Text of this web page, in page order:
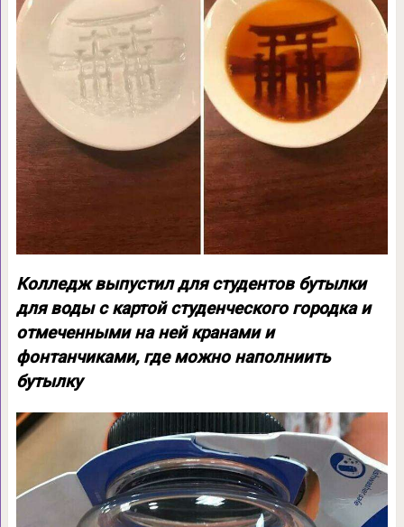
Колледж выпустил для студентов бутылки
для воды с картой студенческого городка и
отмеченными на ней кранами и
фонтанчиками, где можно наполниить
бутылку